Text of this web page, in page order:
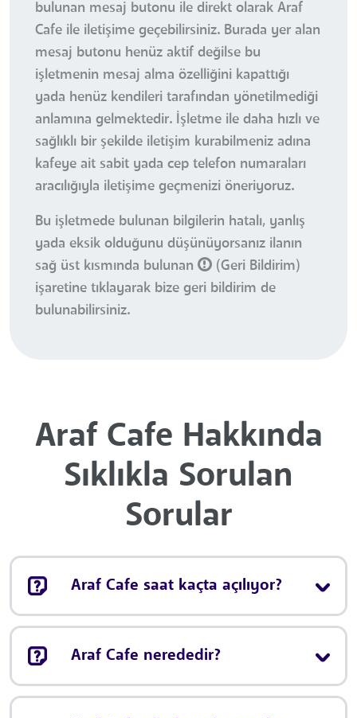
bulunan mesaj butonu ile direkt olarak Araf
Cafe ile iletişime geçebilirsiniz. Burada yer alan
mesaj butonu henüz aktif değilse bu
işletmenin mesaj alma özelliğini kapattığı
yada henüz kendileri tarafından yönetilmediği
anlamına gelmektedir. İşletme ile daha hızlı ve
sağlıklı bir şekilde iletişim kurabilmeniz adına
kafeye ait sabit yada cep telefon numaraları
aracılığıyla iletişime geçmenizi öneriyoruz.
Bu işletmede bulunan bilgilerin hatalı, yanlış
yada eksik olduğunu düşünüyorsanız ilanın
sağ üst kısmında bulunan
(Geri Bildirim)
işaretine tıklayarak bize geri bildirim de
bulunabilirsiniz.
Araf Cafe Hakkında
Sıklıkla Sorulan
Sorular
Araf Cafe saat kaçta açılıyor?
Araf Cafe nerededir?